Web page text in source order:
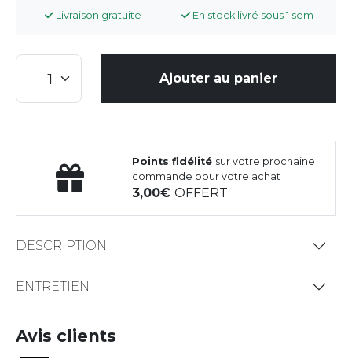
Livraison gratuite En stock livré sous 1 sem
Ajouter au panier
Points fidélité sur votre prochaine
commande pour votre achat
3,00OFFERT
DESCRIPTION
ENTRETIEN
Avis clients